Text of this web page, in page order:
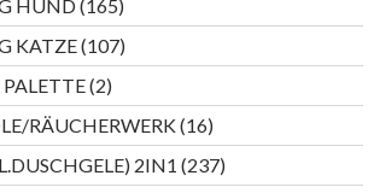
HUND 165
Produkte
KATZE 107107
Produkte
PALETTE 22
Produkte
RÄUCHERWERK 1616
Produkte
2IN1 237237